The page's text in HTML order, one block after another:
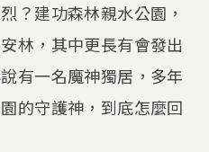
？建功森林親水公園，
林，其中更長有會發出
有一名魔神獨居，多年
的守護神，到底怎麼回